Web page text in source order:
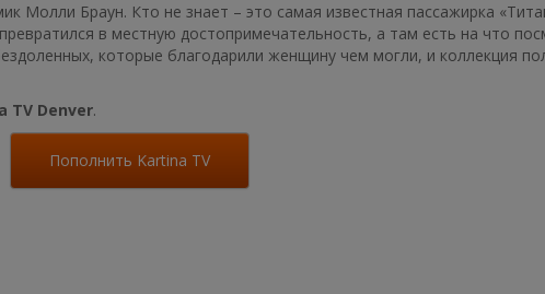
Молли Браун. Кто не знает – это самая известная пассажирка
в местную достопримечательность, а там есть на что
которые благодарили женщину чем могли, и коллекция
TV Denver.
Пополнить Kartina TV